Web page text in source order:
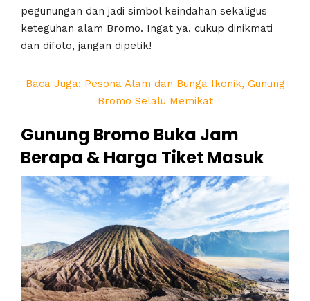
pegunungan dan jadi simbol keindahan sekaligus
keteguhan alam Bromo. Ingat ya, cukup dinikmati
dan difoto, jangan dipetik!
Baca Juga: Pesona Alam dan Bunga Ikonik, Gunung
Bromo Selalu Memikat
Gunung Bromo Buka Jam
Berapa & Harga Tiket Masuk